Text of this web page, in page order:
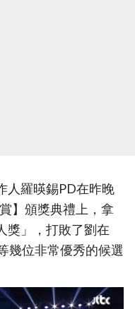
人羅暎錫PD在昨晚
】頒獎典禮上，拿
獎」，打敗了劉在
幾位非常優秀的候選